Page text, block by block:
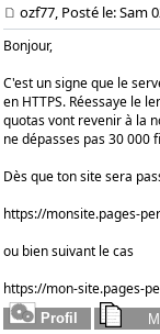
ozf77, Posté le: Sam
Bonjour,
C'est un signe que le
en HTTPS. Réessaye le
quotas vont revenir à la
ne dépasses pas 30 000
Dès que ton site sera
https://monsite.pages-
ou bien suivant le cas
https://mon-site.pages-